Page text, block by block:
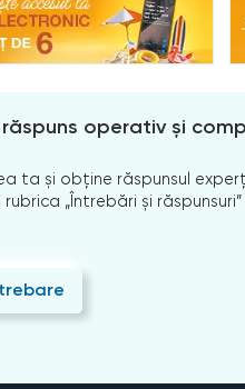
operativ și
ta și obține răspunsul
„Întrebări și răspunsuri”